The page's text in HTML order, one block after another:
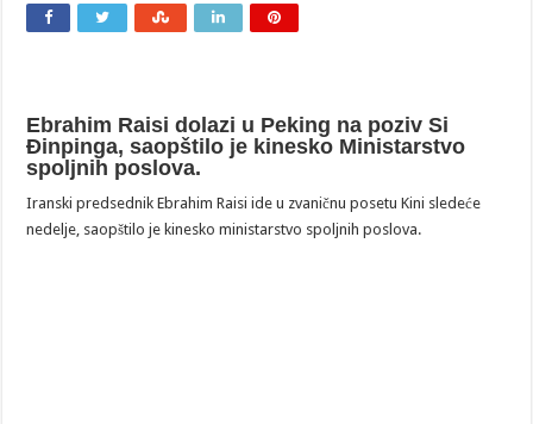
Ebrahim Raisi dolazi u Peking na poziv Si
Đinpinga, saopštilo je kinesko Ministarstvo
spoljnih poslova.
Iranski predsednik Ebrahim Raisi ide u zvaničnu posetu Kini sledeće
nedelje, saopštilo je kinesko ministarstvo spoljnih poslova.